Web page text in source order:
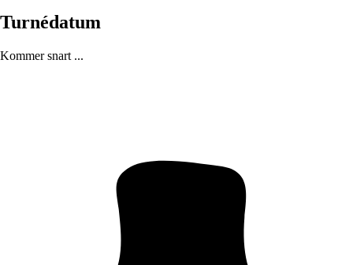
Turnédatum
Kommer snart ...